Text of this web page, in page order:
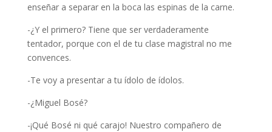
enseñar a separar en la boca las espinas de la carne.
-¿Y el primero? Tiene que ser verdaderamente
tentador, porque con el de tu clase magistral no me
convences.
-Te voy a presentar a tu ídolo de ídolos.
-¿Miguel Bosé?
-¡Qué Bosé ni qué carajo! Nuestro compañero de